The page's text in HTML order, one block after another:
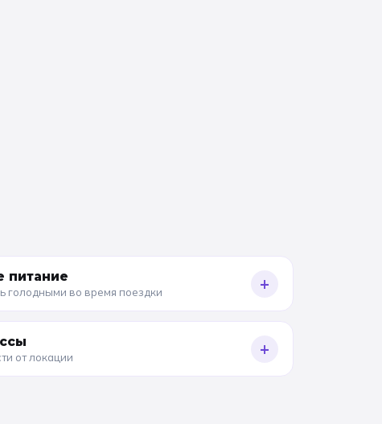
питание
голодными во время поездки +
от локации +